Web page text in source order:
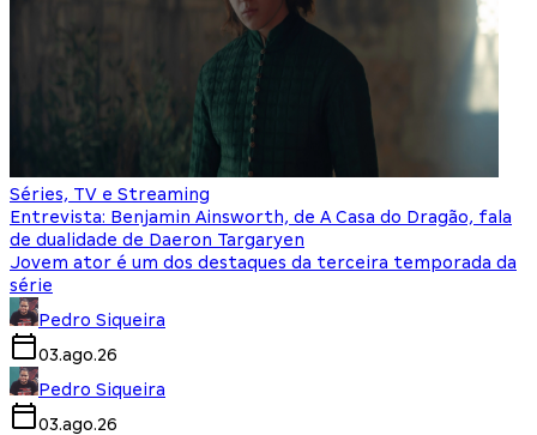
Séries, TV e Streaming
Entrevista: Benjamin Ainsworth, de A Casa do Dragão, fala
de dualidade de Daeron Targaryen
Jovem ator é um dos destaques da terceira temporada da
série
Pedro Siqueira
03.ago.26
Pedro Siqueira
03.ago.26